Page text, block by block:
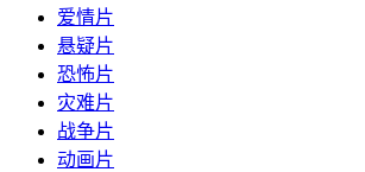
爱情片
悬疑片
恐怖片
灾难片
战争片
动画片